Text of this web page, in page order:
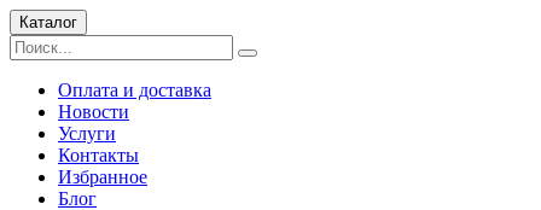
Каталог
Оплата и доставка
Новости
Услуги
Контакты
Избранное
Блог